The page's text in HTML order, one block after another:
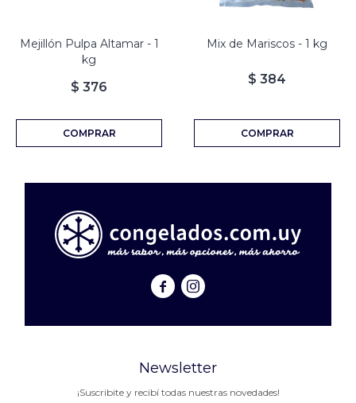
Mejillón Pulpa Altamar - 1
kg
$ 376
Mix de Mariscos - 1 kg
$ 384
 
Newsletter
¡Suscribite y recibí todas nuestras novedades!